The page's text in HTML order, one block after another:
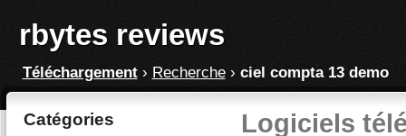
rbytes reviews
Téléchargement› Recherche› ciel compta 13 demo
Catégories Logiciels